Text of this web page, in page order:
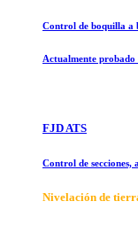
Control de boquilla a
Actualmente probado
FJD ATS
Control de secciones,
Nivelación de